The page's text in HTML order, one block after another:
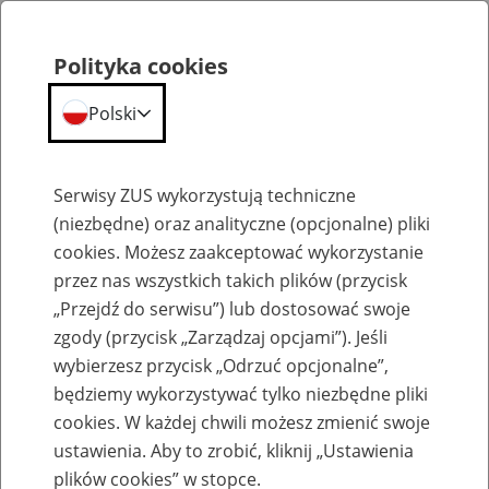
Emerytury
Baza zlikwidowanych lub
przekształconych zakładów pracy
Polityka cookies
Polski
Serwisy ZUS wykorzystują techniczne
(niezbędne) oraz analityczne (opcjonalne) pliki
cookies. Możesz zaakceptować wykorzystanie
przez nas wszystkich takich plików (przycisk
„Przejdź do serwisu”) lub dostosować swoje
zgody (przycisk „Zarządzaj opcjami”). Jeśli
wybierzesz przycisk „Odrzuć opcjonalne”,
będziemy wykorzystywać tylko niezbędne pliki
cookies. W każdej chwili możesz zmienić swoje
ustawienia. Aby to zrobić, kliknij „Ustawienia
plików cookies” w stopce.